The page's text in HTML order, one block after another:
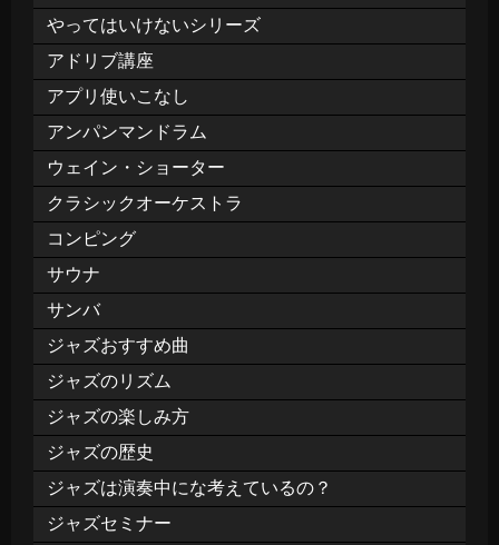
やってはいけないシリーズ
アドリブ講座
アプリ使いこなし
アンパンマンドラム
ウェイン・ショーター
クラシックオーケストラ
コンピング
サウナ
サンバ
ジャズおすすめ曲
ジャズのリズム
ジャズの楽しみ方
ジャズの歴史
ジャズは演奏中にな考えているの？
ジャズセミナー